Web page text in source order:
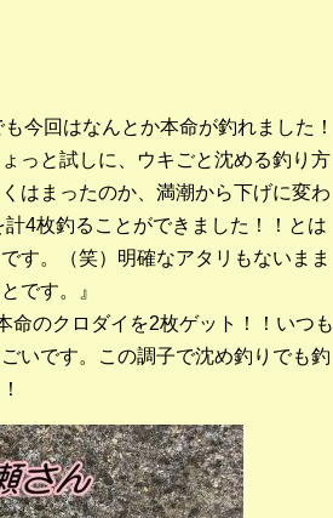
今回はなんとか本命が釣れました！
っと試しに、ウキごと沈める釣り方
はまったのか、満潮から下げに変わ
4枚釣ることができました！！とは
す。（笑）明確なアタリもないまま
です。』
命のクロダイを2枚ゲット！！いつも
いです。この調子で沈め釣りでも釣